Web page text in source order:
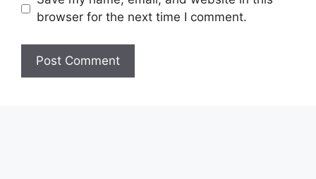
browser for the next time I comment.